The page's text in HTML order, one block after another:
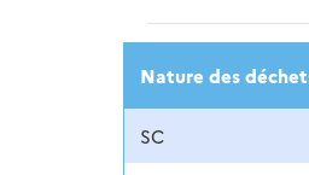
2013
Nature des
SC